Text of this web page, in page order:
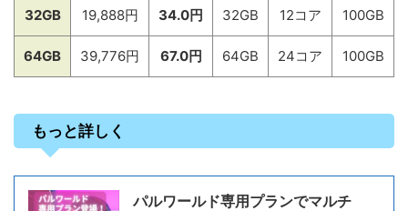
32GB 19,888円 34.0円 32GB 12コア 100GB
64GB 39,776円 67.0円 64GB 24コア 100GB
もっと詳しく
パルワールド専用プランでマルチ